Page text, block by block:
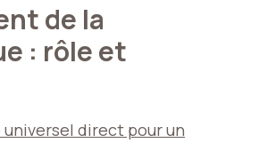
de la
: rôle et
universel direct pour un